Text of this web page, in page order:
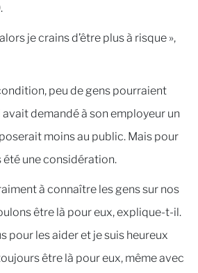
je crains d’être plus à risque »,
peu de gens pourraient
avait demandé à son employeur un
moins au public. Mais pour
été une considération.
à connaître les gens sur nos
être là pour eux, explique-t-il.
pour les aider et je suis heureux
être là pour eux, même avec